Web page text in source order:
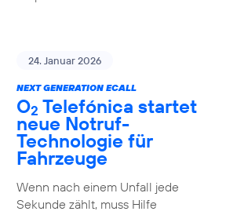
24. Januar 2026
NEXT GENERATION ECALL
O2 Telefónica startet
neue Notruf-
Technologie für
Fahrzeuge
Wenn nach einem Unfall jede
Sekunde zählt, muss Hilfe